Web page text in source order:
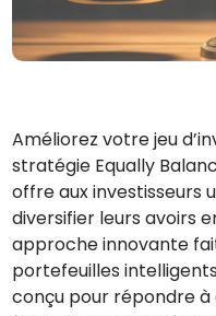
Trouve ta stratégie
KriptoEarn
Économisez des
Achat récurrent
Investissements
Alertes de prix
Mise à jour en temps
Améliorez votre jeu
stratégie Equally
offre aux investisseurs
diversifier leurs avoirs
approche innovante
portefeuilles
conçu pour répondre à